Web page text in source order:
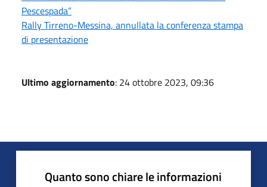
Pescespada”
Rally Tirreno-Messina, annullata la conferenza stampa
di presentazione
Ultimo aggiornamento: 24 ottobre 2023, 09:36
Quanto sono chiare le informazioni